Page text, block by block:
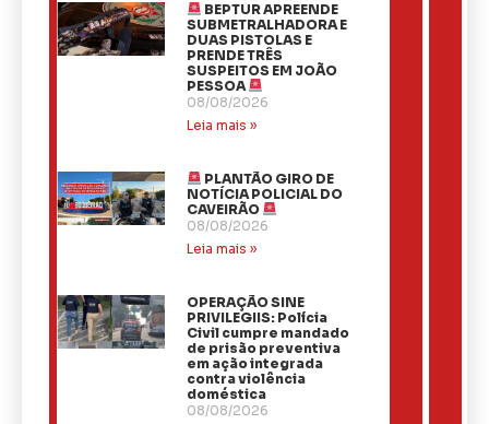
BEPTUR APREENDE
SUBMETRALHADORA E
DUAS PISTOLAS E
PRENDE TRÊS
SUSPEITOS EM JOÃO
PESSOA
08/08/2026
Leia mais »
PLANTÃO GIRO DE
NOTÍCIA POLICIAL DO
CAVEIRÃO
08/08/2026
Leia mais »
OPERAÇÃO SINE
PRIVILEGIIS: Polícia
Civil cumpre mandado
de prisão preventiva
em ação integrada
contra violência
doméstica
08/08/2026